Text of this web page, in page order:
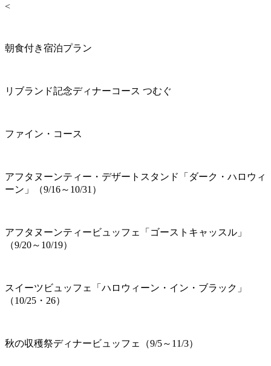
<
朝食付き宿泊プラン
リブランド記念ディナーコース つむぐ
ファイン・コース
アフタヌーンティー・デザートスタンド「ダーク・ハロウィ
ーン」（9/16～10/31）
アフタヌーンティービュッフェ「ゴーストキャッスル」
（9/20～10/19）
スイーツビュッフェ「ハロウィーン・イン・ブラック」
（10/25・26）
秋の収穫祭ディナービュッフェ（9/5～11/3）